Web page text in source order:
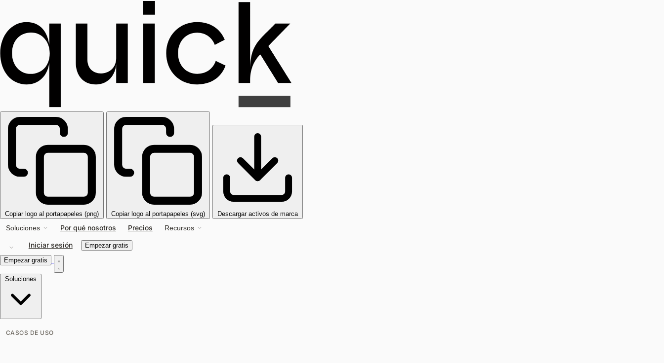
Copiar logo al portapapeles (png) Copiar logo al portapapeles (svg) Descargar activos de marca
Soluciones Por qué nosotros Precios Recursos
Iniciar sesión
Empezar gratis
Empezar gratis
Soluciones
CASOS DE USO